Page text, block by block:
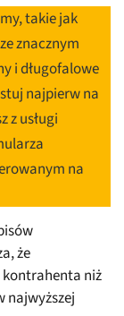
takie jak
znacznym
i długofalowe
najpierw na
z usługi
na
że
kontrahenta niż
najwyższej